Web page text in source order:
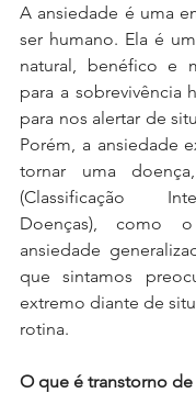
A ansiedade é uma
ser humano. Ela é
natural, benéfico e
para a sobrevivência
para nos alertar de
Porém, a ansiedade
tornar uma
(Classificação
Doenças), como
ansiedade
que sintamos
extremo diante de
rotina.
O que é transtorno de